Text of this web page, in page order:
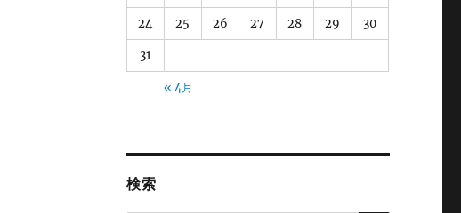
24 25 26 27 28 29 30
31
« 4月
検索